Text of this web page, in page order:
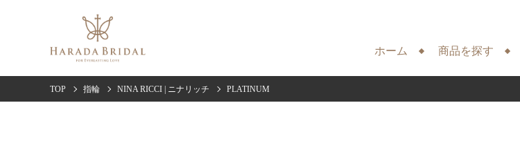
ホーム 商品を探す
TOP 指輪 NINA RICCI | ニナリッチ PLATINUM